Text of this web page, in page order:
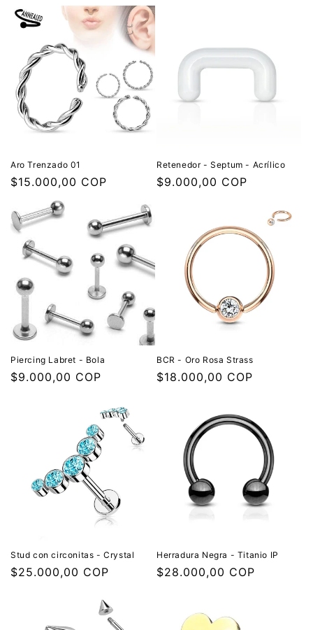
Aro Trenzado 01
Precio
habitual
$15.000,00 COP
Retenedor - Septum - Acrílico
Precio
$9.000,00 COP
Piercing Labret - Bola
Precio
$9.000,00 COP
BCR - Oro Rosa Strass
Precio
$18.000,00 COP
Stud con circonitas - Crystal
Precio
$25.000,00 COP
Herradura Negra - Titanio IP
Precio
$28.000,00 COP